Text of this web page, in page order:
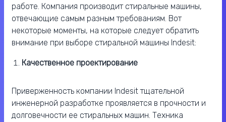
работе. Компания производит стиральные машины,
отвечающие самым разным требованиям. Вот
некоторые моменты, на которые следует обратить
внимание при выборе стиральной машины Indesit:
Качественное проектирование
Приверженность компании Indesit тщательной
инженерной разработке проявляется в прочности и
долговечности ее стиральных машин. Техника